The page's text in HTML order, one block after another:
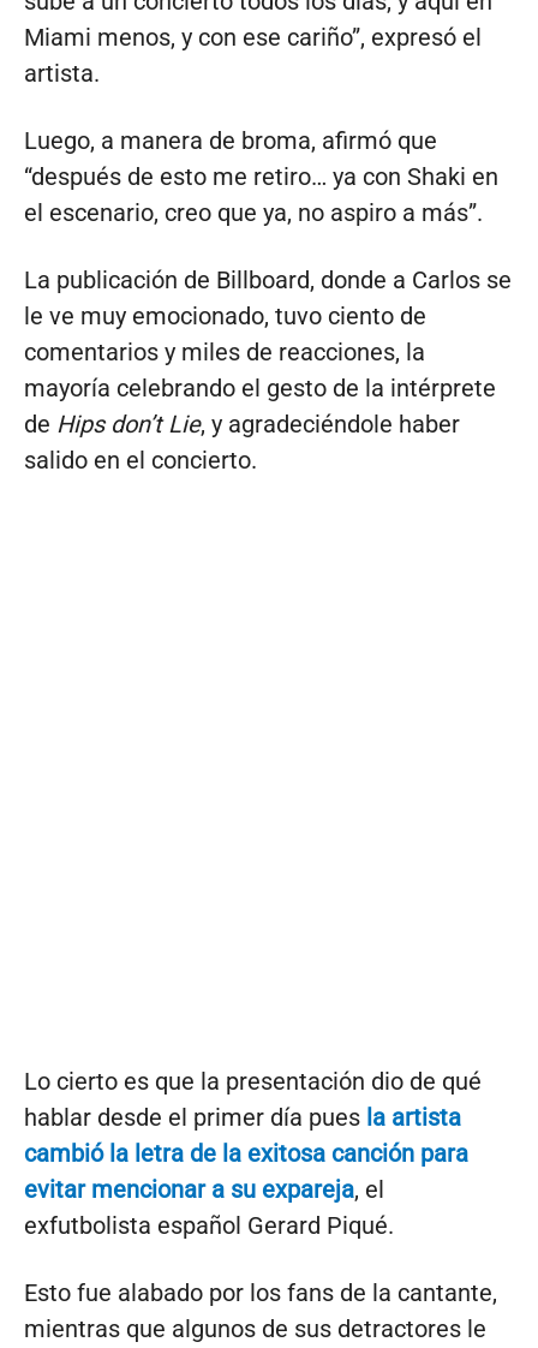
Miami menos, y con ese cariño”, expresó el
artista.
Luego, a manera de broma, afirmó que
“después de esto me retiro… ya con Shaki en
el escenario, creo que ya, no aspiro a más”.
La publicación de Billboard, donde a Carlos se
le ve muy emocionado, tuvo ciento de
comentarios y miles de reacciones, la
mayoría celebrando el gesto de la intérprete
de Hips don’t Lie, y agradeciéndole haber
salido en el concierto.
Lo cierto es que la presentación dio de qué
hablar desde el primer día pues la artista
cambió la letra de la exitosa canción para
evitar mencionar a su expareja, el
exfutbolista español Gerard Piqué.
Esto fue alabado por los fans de la cantante,
mientras que algunos de sus detractores le